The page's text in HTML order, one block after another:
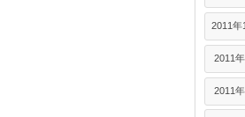
2011年
2011
2011